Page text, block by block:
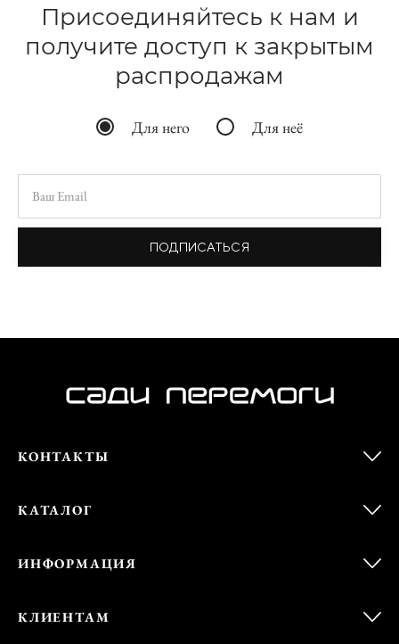
Присоединяйтесь к нам и
получите доступ к закрытым
распродажам
Для него Для неё
ПОДПИСАТЬСЯ
КОНТАКТЫ
КАТАЛОГ
ИНФОРМАЦИЯ
КЛИЕНТАМ